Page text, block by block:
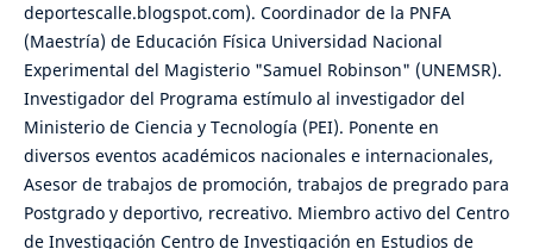
deportescalle.blogspot.com). Coordinador de la PNFA
(Maestría) de Educación Física Universidad Nacional
Experimental del Magisterio "Samuel Robinson" (UNEMSR).
Investigador del Programa estímulo al investigador del
Ministerio de Ciencia y Tecnología (PEI). Ponente en
diversos eventos académicos nacionales e internacionales,
Asesor de trabajos de promoción, trabajos de pregrado para
Postgrado y deportivo, recreativo. Miembro activo del Centro
de Investigación Centro de Investigación en Estudios de